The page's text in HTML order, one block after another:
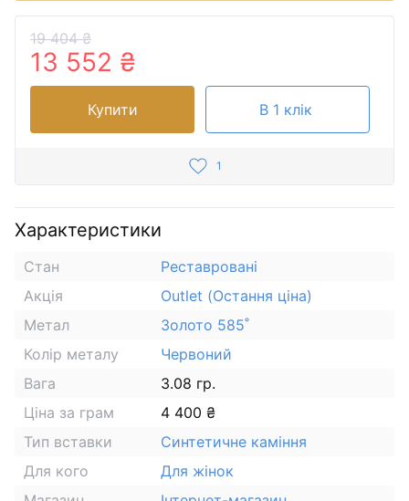
19 404 ₴
13 552 ₴
Купити В 1 клік
1
Характеристики
Стан
Реставровані
Акція
Outlet (Остання ціна)
Метал
Золото 585˚
Колір металу
Червоний
Вага
3.08 гр.
Ціна за грам
4 400 ₴
Тип вставки
Синтетичне каміння
Для кого
Для жінок